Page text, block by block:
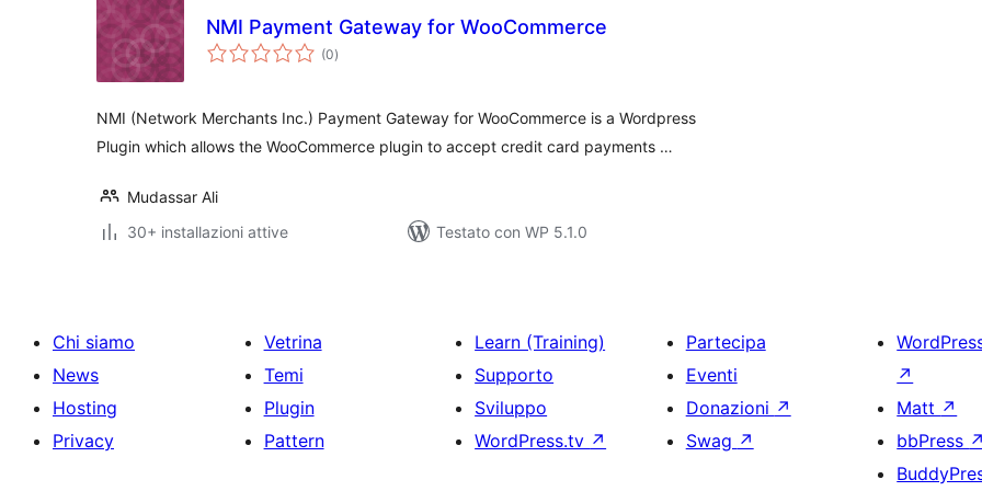
NMI Payment Gateway for WooCommerce
(0valutazioni
totali
)
NMI (Network Merchants Inc.) Payment Gateway for WooCommerce is a Wordpress
Plugin which allows the WooCommerce plugin to accept credit card payments …
Mudassar Ali
30+ installazioni attive
Testato con WP 5.1.0
Chi siamo
News
Hosting
Privacy
Vetrina
Temi
Plugin
Pattern
Learn (Training)
Supporto
Sviluppo
WordPress.tv ↗
Partecipa
Eventi
Donazioni ↗
Swag ↗
↗
Matt ↗
bbPress ↗